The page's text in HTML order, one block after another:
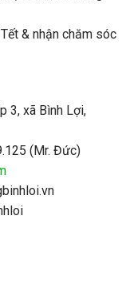
& nhận chăm sóc
3, xã Bình Lợi,
(Mr. Đức)